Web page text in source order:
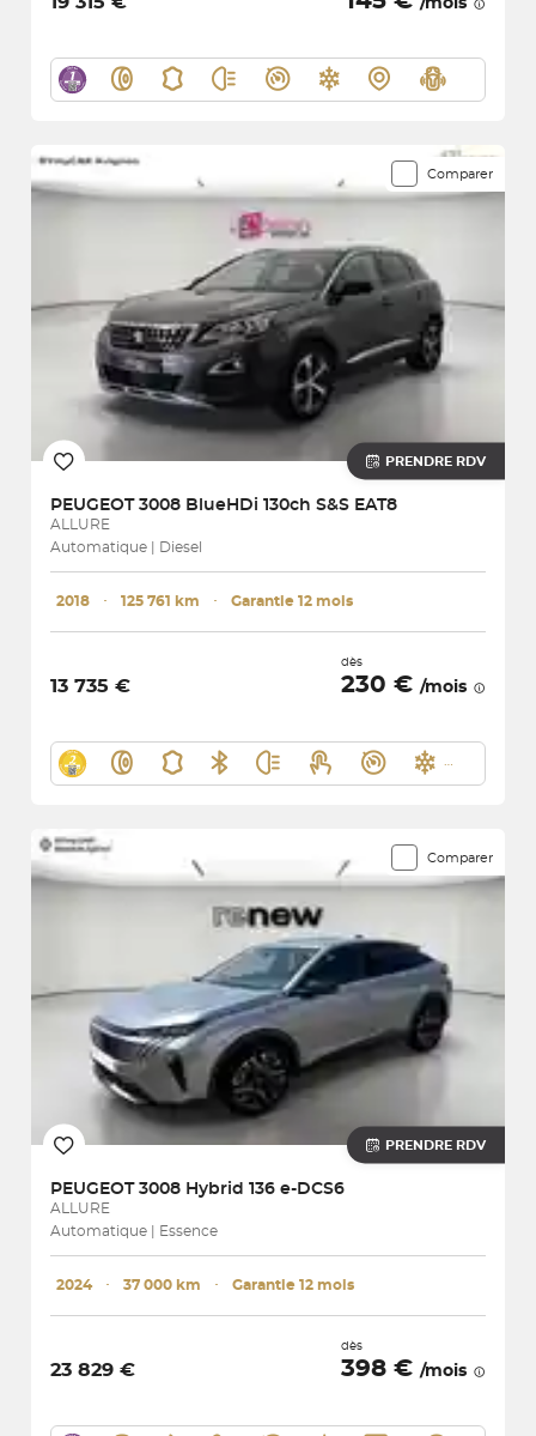
/mois
Comparer
PRENDRE RDV
PEUGEOT 3008 BlueHDi 130ch S&S EAT8
ALLURE
Automatique | Diesel
2018 ･ 125 761 km ･ Garantie 12 mois
13 735 €
dès
230 € /mois
Comparer
PRENDRE RDV
PEUGEOT 3008 Hybrid 136 e-DCS6
ALLURE
Automatique | Essence
2024 ･ 37 000 km ･ Garantie 12 mois
23 829 €
dès
398 € /mois